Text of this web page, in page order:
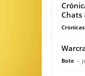
Chats
Bote -